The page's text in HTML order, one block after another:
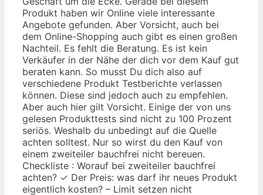
Produkt haben wir Online viele interessante
Angebote gefunden. Aber Vorsicht, auch bei
dem Online-Shopping auch gibt es einen großen
Nachteil. Es fehlt die Beratung. Es ist kein
Verkäufer in der Nähe der dich vor dem Kauf gut
beraten kann. So musst Du dich also auf
verschiedene Produkt Testberichte verlassen
können. Diese sind jedoch auch zu empfehlen.
Aber auch hier gilt Vorsicht. Einige der von uns
gelesen Produkttests sind nicht zu 100 Prozent
seriös. Weshalb du unbedingt auf die Quelle
achten solltest. Nur so wirst du den Kauf von
einem zweiteiler bauchfrei nicht bereuen.
Checkliste : Worauf bei zweiteiler bauchfrei
achten? ✓ Der Preis: was darf ihr neues Produkt
eigentlich kosten? – Limit setzen nicht